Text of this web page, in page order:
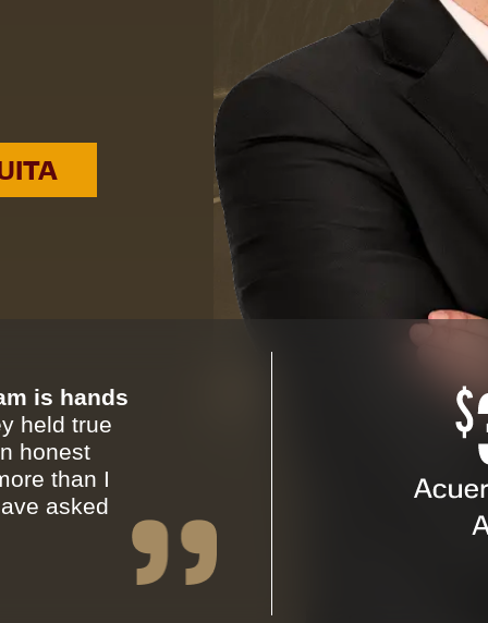
is hands
held true
honest
than I
asked